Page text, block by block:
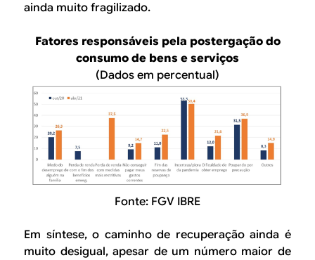
ainda muito fragilizado.
Fatores responsáveis pela postergação do
consumo de bens e serviços
(Dados em percentual)
Fonte: FGV IBRE
Em síntese, o caminho de recuperação ainda é
muito desigual, apesar de um número maior de